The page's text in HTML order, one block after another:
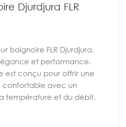
Djurdjura FLR
baignoire FLR Djurdjura,
et performance.
est conçu pour offrir une
avec un
température et du débit.